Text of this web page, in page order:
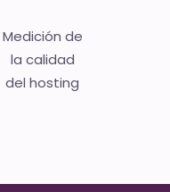
Medición de
la calidad
del hosting